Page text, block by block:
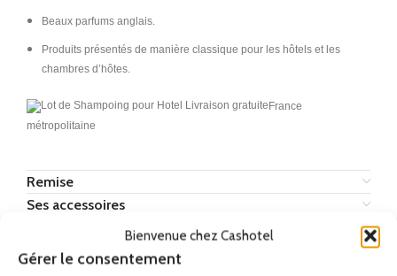
Bienvenue chez Cashotel
Gérer le consentement
Beaux parfums anglais.
Produits présentés de manière classique pour les hôtels et les
chambres d’hôtes.
France
métropolitaine
Remise
Ses accessoires